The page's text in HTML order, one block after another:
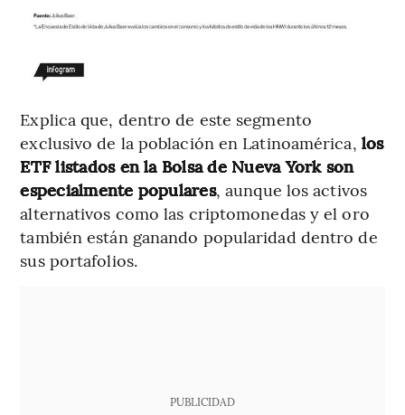
Explica que, dentro de este segmento
exclusivo de la población en Latinoamérica, los
ETF listados en la Bolsa de Nueva York son
especialmente populares, aunque los activos
alternativos como las criptomonedas y el oro
también están ganando popularidad dentro de
sus portafolios.
PUBLICIDAD